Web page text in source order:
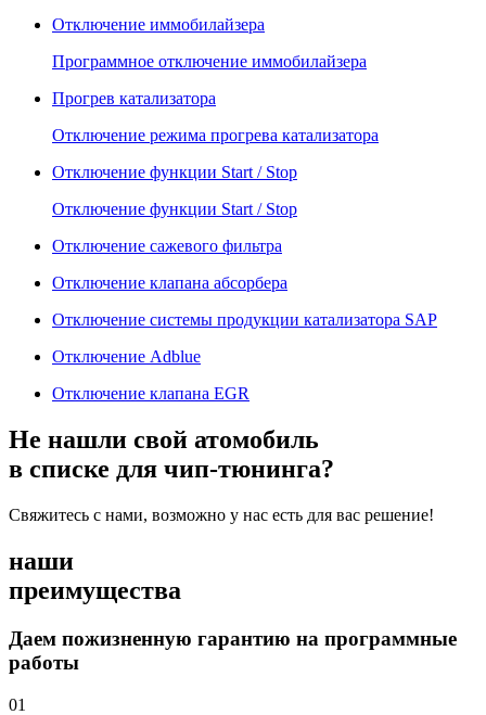
Отключение иммобилайзера
Программное отключение иммобилайзера
Прогрев катализатора
Отключение режима прогрева катализатора
Отключение функции Start / Stop
Отключение функции Start / Stop
Отключение сажевого фильтра
Отключение клапана абсорбера
Отключение системы продукции катализатора SAP
Отключение Adblue
Отключение клапана EGR
Не нашли свой атомобиль
в списке для чип-тюнинга?
Свяжитесь с нами, возможно у нас есть для вас решение!
наши
преимущества
Даем пожизненную гарантию на программные
работы
01